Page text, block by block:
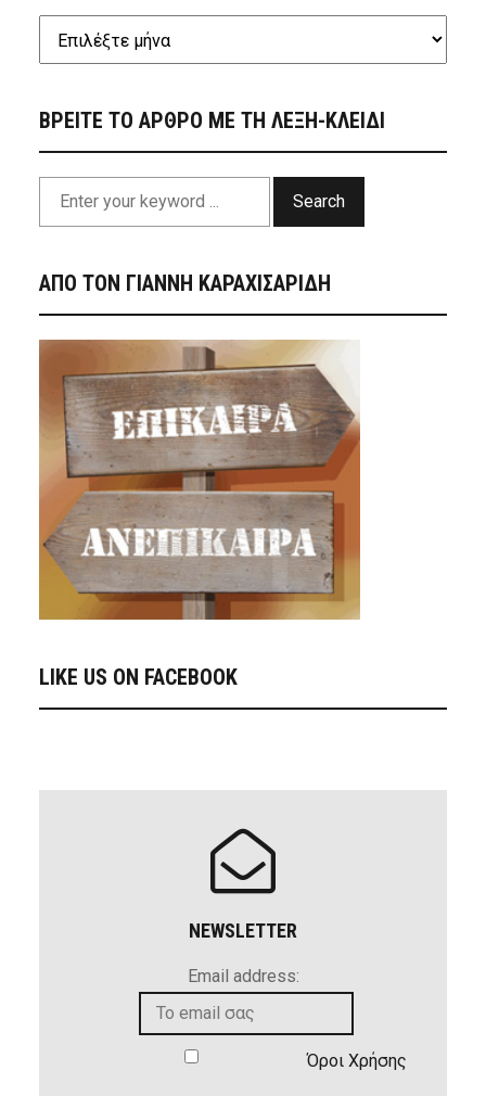
ΒΡΕΙΤΕ ΤΟ ΑΡΘΡΟ ΜΕ ΤΗ ΛΕΞΗ-ΚΛΕΙΔΙ
Search
ΑΠΟ ΤΟΝ ΓΙΑΝΝΗ ΚΑΡΑΧΙΣΑΡΙΔΗ
LIKE US ON FACEBOOK
NEWSLETTER
Email address:
Όροι Χρήσης